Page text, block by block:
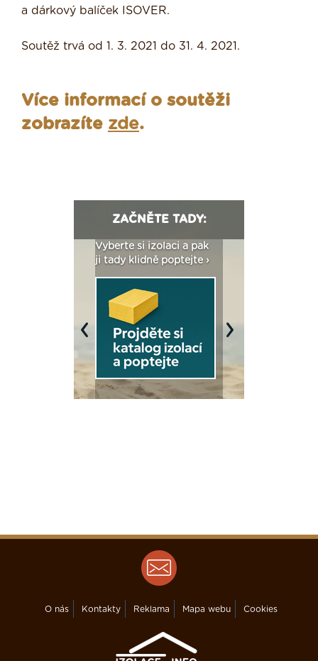
a dárkový balíček ISOVER.
Soutěž trvá od 1. 3. 2021 do 31. 4. 2021.
Více informací o soutěži
zobrazíte zde.
ZAČNĚTE TADY:
Vyberte si izolaci a pak
ji tady klidně poptejte ›
Previous Next
O nás Kontakty Reklama Mapa webu Cookies